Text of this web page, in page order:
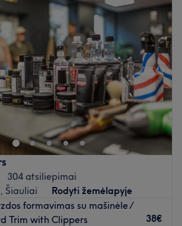
304 atsiliepimai
Šiauliai
Rodyti žemėlapyje
formavimas su mašinėle /
Trim with Clippers
38€